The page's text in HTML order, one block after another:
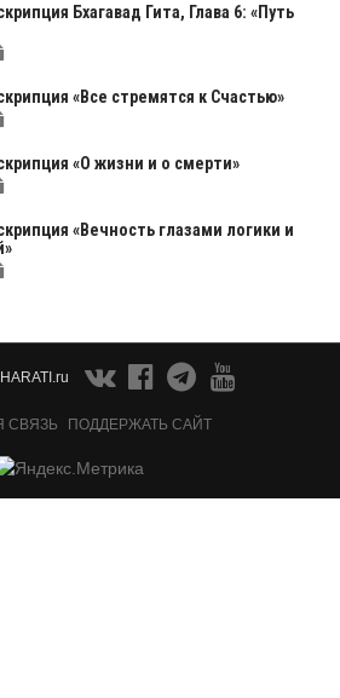
Бхагавад Гита, Глава 6: «Путь
«Все стремятся к Счастью»
«О жизни и о смерти»
«Вечность глазами логики и
СВЯЗЬ ПОДДЕРЖАТЬ САЙТ